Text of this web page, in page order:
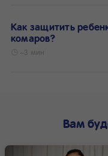
Как защитить
комаров?
~3 мин
Вам